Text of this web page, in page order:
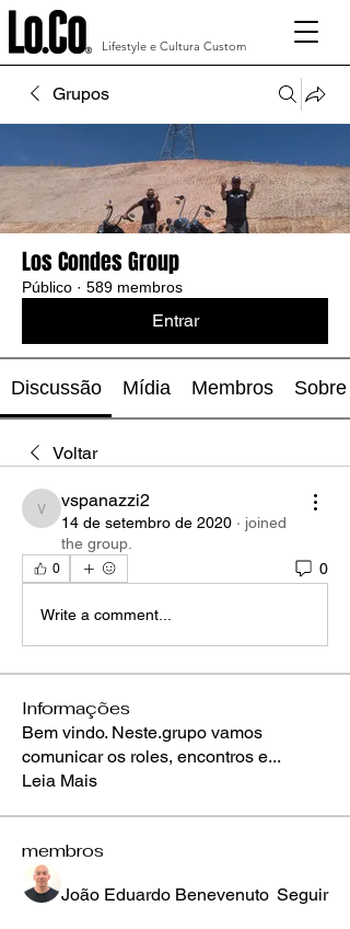
Lifestyle e Cultura Custom
Grupos
Los Condes Group
Público · 589 membros
Entrar
Discussão Mídia Membros Sobre
Voltar
vspanazzi2
vspanazzi2
14 de setembro de 2020 · joined
the group.
0 0
Write a comment...
Informações
Bem vindo. Neste.grupo vamos
comunicar os roles, encontros e...
Leia Mais
membros
João Eduardo Benevenuto Seguir